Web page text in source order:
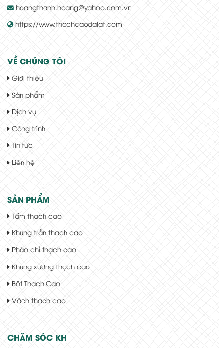
hoangthanh.hoang@yahoo.com.vn
https://www.thachcaodalat.com
VỀ CHÚNG TÔI
Giới thiệu
Sản phẩm
Dịch vụ
Công trình
Tin tức
Liên hệ
SẢN PHẨM
Tấm thạch cao
Khung trần thạch cao
Phào chỉ thạch cao
Khung xương thạch cao
Bột Thạch Cao
Vách thạch cao
CHĂM SÓC KH